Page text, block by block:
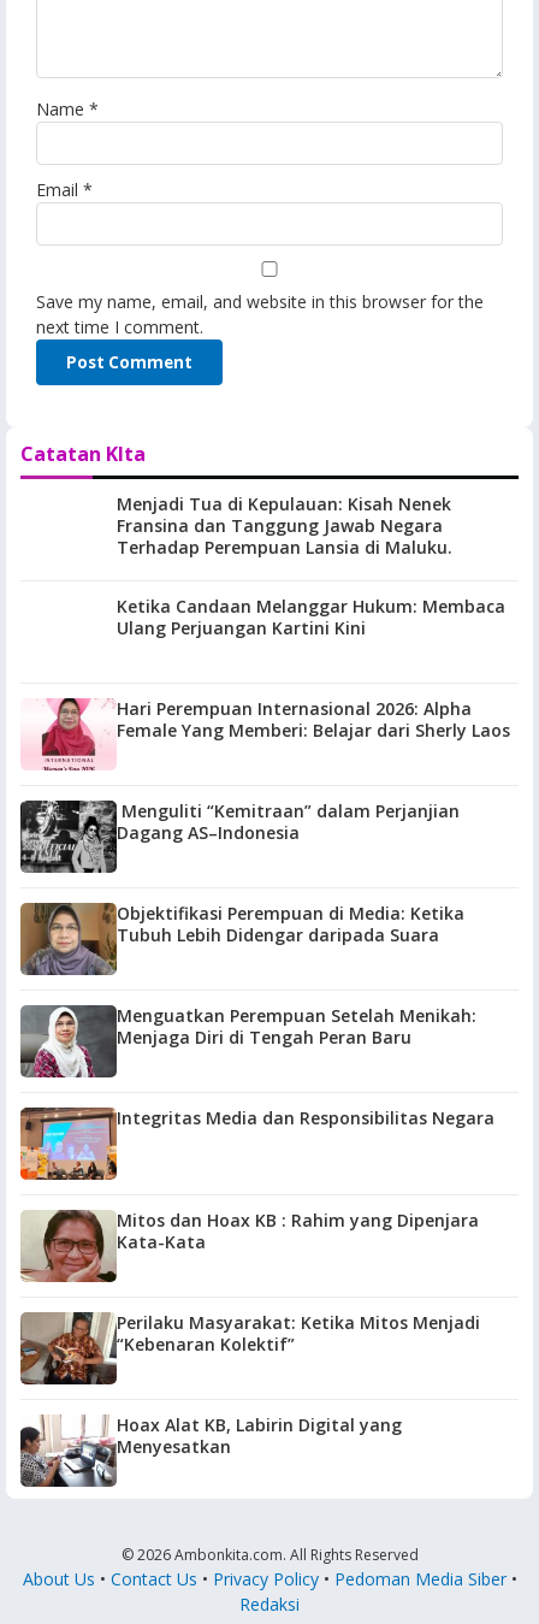
Name *
Email *
Save my name, email, and website in this browser for the
next time I comment.
Catatan KIta
Menjadi Tua di Kepulauan: Kisah Nenek
Fransina dan Tanggung Jawab Negara
Terhadap Perempuan Lansia di Maluku.
Ketika Candaan Melanggar Hukum: Membaca
Ulang Perjuangan Kartini Kini
Hari Perempuan Internasional 2026: Alpha
Female Yang Memberi: Belajar dari Sherly Laos
Menguliti “Kemitraan” dalam Perjanjian
Dagang AS–Indonesia
Objektifikasi Perempuan di Media: Ketika
Tubuh Lebih Didengar daripada Suara
Menguatkan Perempuan Setelah Menikah:
Menjaga Diri di Tengah Peran Baru
Integritas Media dan Responsibilitas Negara
Mitos dan Hoax KB : Rahim yang Dipenjara
Kata-Kata
Perilaku Masyarakat: Ketika Mitos Menjadi
“Kebenaran Kolektif”
Hoax Alat KB, Labirin Digital yang
Menyesatkan
© 2026 Ambonkita.com. All Rights Reserved
About Us • Contact Us • Privacy Policy• Pedoman Media Siber•
Redaksi